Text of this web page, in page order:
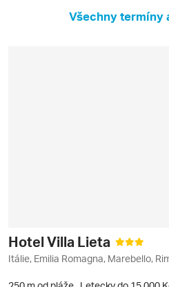
Všechny termíny
Hotel Villa Lieta
Itálie, Emilia Romagna, Marebello,